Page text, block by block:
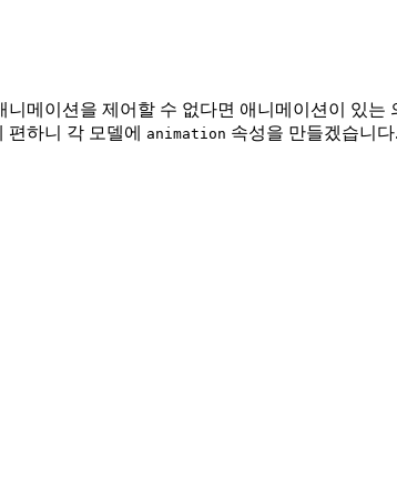
메이션을 제어할 수 없다면 애니메이션이 있는
하니 각 모델에
animation 속성을 만들겠습니